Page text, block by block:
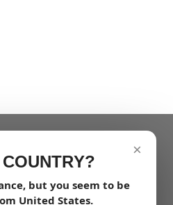
×
, but you seem to be
United States.
avec Style